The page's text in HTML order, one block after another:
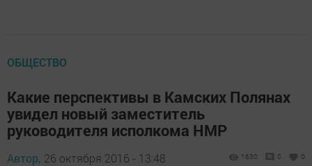
ОБЩЕСТВО
Какие перспективы в Камских Полянах
увидел новый заместитель
руководителя исполкома НМР
Автор, 26 октября 2016 - 13:48 1630 0 0